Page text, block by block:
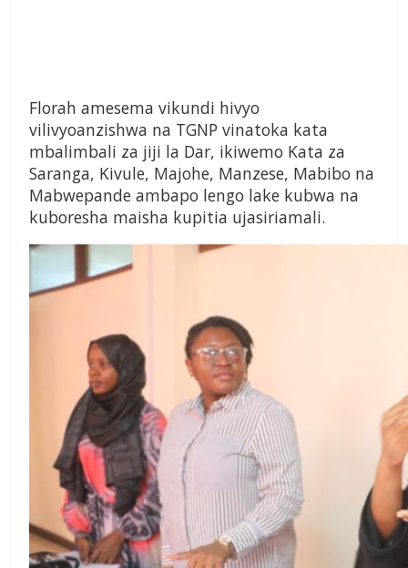
Florah amesema vikundi hivyo
vilivyoanzishwa na TGNP vinatoka kata
mbalimbali za jiji la Dar, ikiwemo Kata za
Saranga, Kivule, Majohe, Manzese, Mabibo na
Mabwepande ambapo lengo lake kubwa na
kuboresha maisha kupitia ujasiriamali.